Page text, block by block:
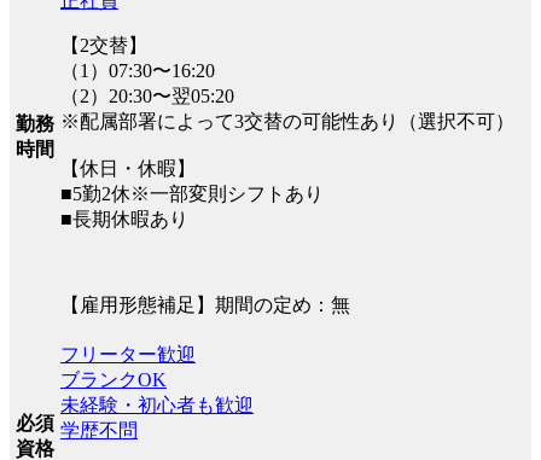
勤務
時間
【2交替】
（1）07:30〜16:20
（2）20:30〜翌05:20
※配属部署によって3交替の可能性あり（選択不可）
【休日・休暇】
■5勤2休※一部変則シフトあり
■長期休暇あり
【雇用形態補足】期間の定め：無
必須
資格
フリーター歓迎
ブランクOK
未経験・初心者も歓迎
学歴不問